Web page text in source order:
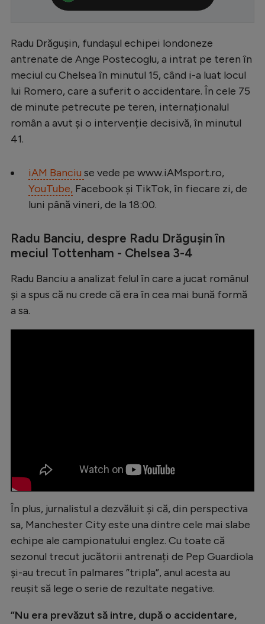
Bundesliga
Campionate
Starurile fotbalului
EURO 2024
Stranieri
Tenis
Natație
Gimnastică
Creează cont
Radu Drăgușin, fundașul echipei londoneze
antrenate de Ange Postecoglu, a intrat pe teren în
meciul cu Chelsea în minutul 15, când i-a luat locul
lui Romero, care a suferit o accidentare. În cele 75
de minute petrecute pe teren, internaționalul
român a avut și o intervenție decisivă, în minutul
41.
iAM Banciu se vede pe www.iAMsport.ro,
YouTube, Facebook și TikTok, în fiecare zi, de
luni până vineri, de la 18:00.
Radu Banciu, despre Radu Drăgușin în
meciul Tottenham - Chelsea 3-4
Radu Banciu a analizat felul în care a jucat românul
și a spus că nu crede că era în cea mai bună formă
a sa.
În plus, jurnalistul a dezvăluit și că, din perspectiva
sa, Manchester City este una dintre cele mai slabe
echipe ale campionatului englez. Cu toate că
sezonul trecut jucătorii antrenați de Pep Guardiola
și-au trecut în palmares ”tripla”, anul acesta au
reușit să lege o serie de rezultate negative.
”Nu era prevăzut să intre, după o accidentare,